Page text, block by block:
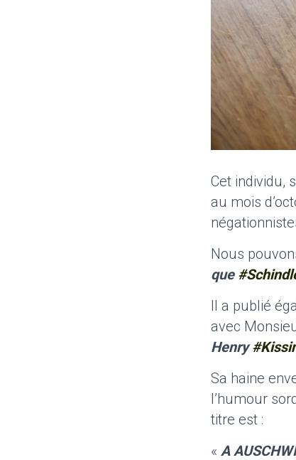
Cet individu,
au mois
Nous
que
Il a publié
avec
Henry
Sa haine
l’humour
titre est :
« A